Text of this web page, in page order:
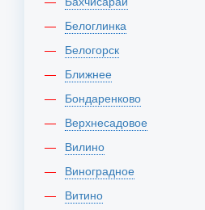
Белоглинка
Белогорск
Ближнее
Бондаренково
Верхнесадовое
Вилино
Виноградное
Витино